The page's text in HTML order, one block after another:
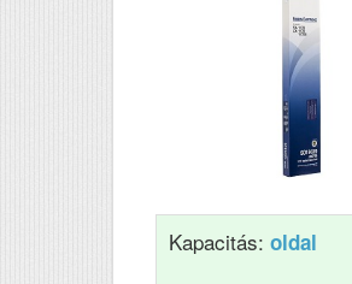
Kapacitás: oldal